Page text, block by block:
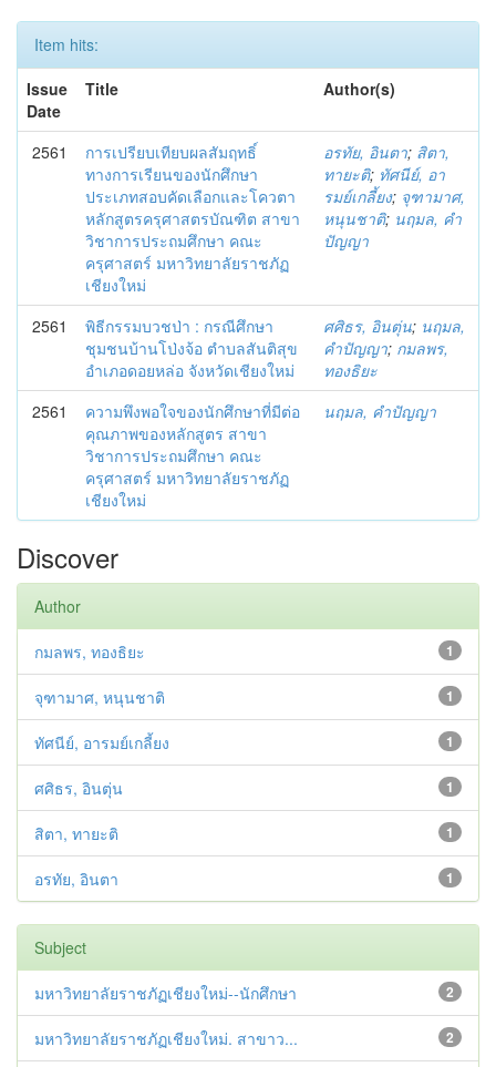
Item hits:
Issue
Date
Title Author(s)
2561
การเปรียบเทียบผลสัมฤทธิ์
ทางการเรียนของนักศึกษา
ประเภทสอบคัดเลือกและโควตา
หลักสูตรครุศาสตรบัณฑิต สาขา
วิชาการประถมศึกษา คณะ
ครุศาสตร์ มหาวิทยาลัยราชภัฏ
เชียงใหม่
อรทัย, อินตา; สิตา,
ทายะติ; ทัศนีย์, อา
รมย์เกลี้ยง; จุฑามาศ,
หนุนชาติ; นฤมล, คำ
ปัญญา
2561
พิธีกรรมบวชป่า : กรณีศึกษา
ชุมชนบ้านโป่งจ้อ ตำบลสันติสุข
อำเภอดอยหล่อ จังหวัดเชียงใหม่
ศศิธร, อินตุ่น; นฤมล,
คำปัญญา; กมลพร,
ทองธิยะ
2561
ความพึงพอใจของนักศึกษาที่มีต่อ
คุณภาพของหลักสูตร สาขา
วิชาการประถมศึกษา คณะ
ครุศาสตร์ มหาวิทยาลัยราชภัฏ
เชียงใหม่
นฤมล, คำปัญญา
Discover
Author
1
กมลพร, ทองธิยะ
1
จุฑามาศ, หนุนชาติ
1
ทัศนีย์, อารมย์เกลี้ยง
1
ศศิธร, อินตุ่น
1
สิตา, ทายะติ
1
อรทัย, อินตา
Subject
2
มหาวิทยาลัยราชภัฏเชียงใหม่--นักศึกษา
2
มหาวิทยาลัยราชภัฏเชียงใหม่. สาขาว...